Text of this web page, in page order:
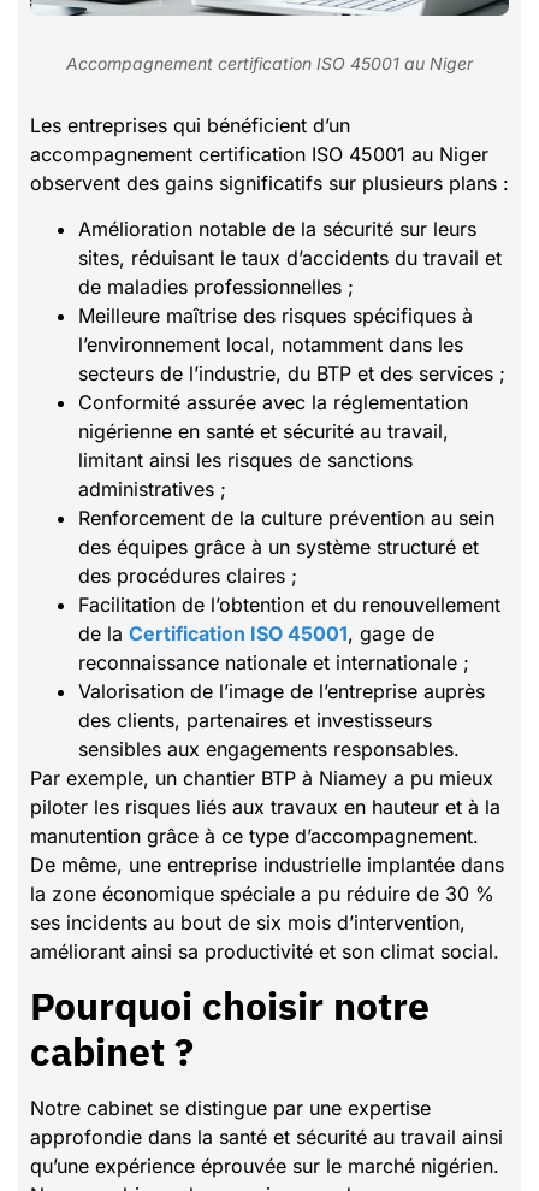
Accompagnement certification ISO 45001 au Niger
Les entreprises qui bénéficient d’un
accompagnement certification ISO 45001 au Niger
observent des gains significatifs sur plusieurs plans :
Amélioration notable de la sécurité sur leurs
sites, réduisant le taux d’accidents du travail et
de maladies professionnelles ;
Meilleure maîtrise des risques spécifiques à
l’environnement local, notamment dans les
secteurs de l’industrie, du BTP et des services ;
Conformité assurée avec la réglementation
nigérienne en santé et sécurité au travail,
limitant ainsi les risques de sanctions
administratives ;
Renforcement de la culture prévention au sein
des équipes grâce à un système structuré et
des procédures claires ;
Facilitation de l’obtention et du renouvellement
de la Certification ISO 45001, gage de
reconnaissance nationale et internationale ;
Valorisation de l’image de l’entreprise auprès
des clients, partenaires et investisseurs
sensibles aux engagements responsables.
Par exemple, un chantier BTP à Niamey a pu mieux
piloter les risques liés aux travaux en hauteur et à la
manutention grâce à ce type d’accompagnement.
De même, une entreprise industrielle implantée dans
la zone économique spéciale a pu réduire de 30 %
ses incidents au bout de six mois d’intervention,
améliorant ainsi sa productivité et son climat social.
Pourquoi choisir notre
cabinet ?
Notre cabinet se distingue par une expertise
approfondie dans la santé et sécurité au travail ainsi
qu’une expérience éprouvée sur le marché nigérien.